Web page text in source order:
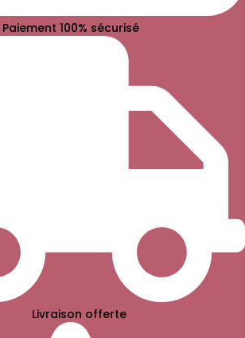
Paiement 100% sécurisé
Livraison offerte